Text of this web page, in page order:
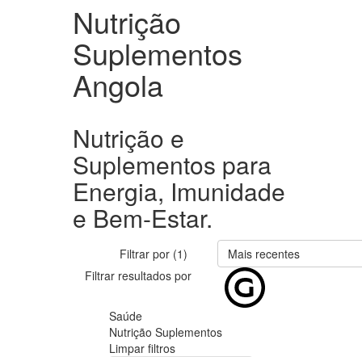
Nutrição
Suplementos
Angola
Nutrição e
Suplementos para
Energia, Imunidade
e Bem-Estar.
Filtrar por (1)
Mais recentes
Filtrar resultados por
Saúde
Nutrição Suplementos
Limpar filtros